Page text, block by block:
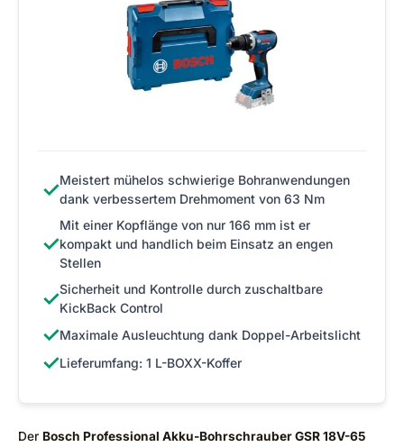
✓Meistert mühelos schwierige Bohranwendungen
dank verbessertem Drehmoment von 63 Nm
✓
Mit einer Kopflänge von nur 166 mm ist er
kompakt und handlich beim Einsatz an engen
Stellen
✓Sicherheit und Kontrolle durch zuschaltbare
KickBack Control
✓Maximale Ausleuchtung dank Doppel-Arbeitslicht
✓Lieferumfang: 1 L-BOXX-Koffer
Der Bosch Professional Akku-Bohrschrauber GSR 18V-65